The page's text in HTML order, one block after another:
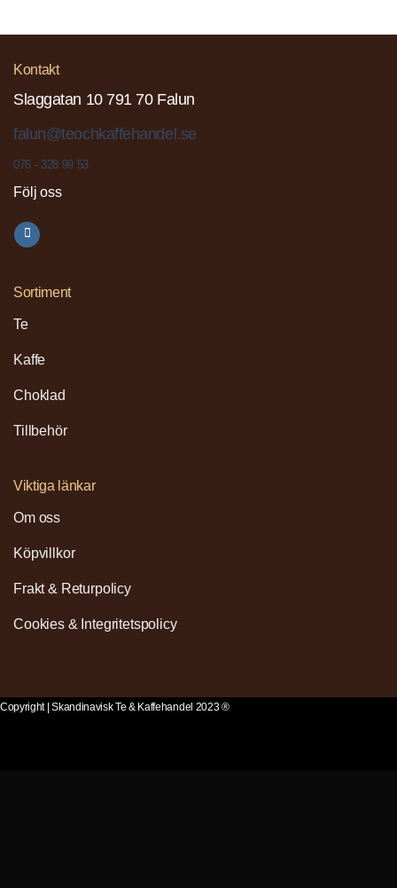
Kontakt
Slaggatan 10 791 70 Falun
falun@teochkaffehandel.se
076 - 328 99 53
Följ oss
Sortiment
Te
Kaffe
Choklad
Tillbehör
Viktiga länkar
Om oss
Köpvillkor
Frakt & Returpolicy
Cookies & Integritetspolicy
Copyright | Skandinavisk Te & Kaffehandel 2023 ®